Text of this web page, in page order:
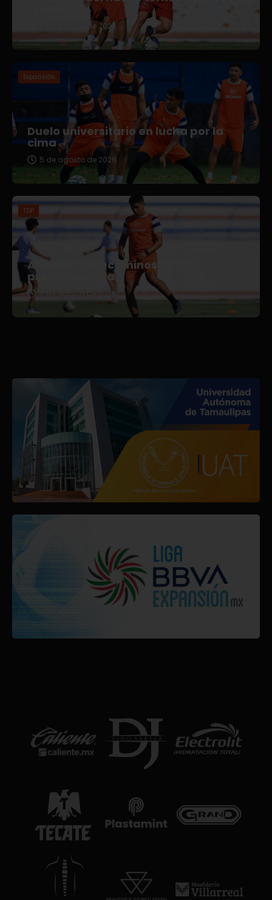
5 de agosto de 2026
Expansión
Duelo universitario en lucha por la
cima
5 de agosto de 2026
TDP
Afianza Correcaminos TDP su
pretemporada
3 de agosto de 2026